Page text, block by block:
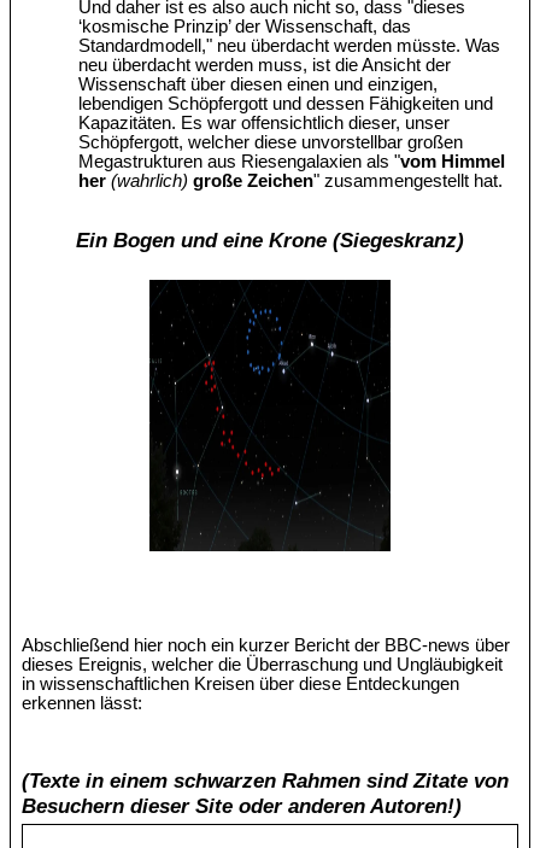
Und daher ist es also auch nicht so, dass "dieses
‘kosmische Prinzip’ der Wissenschaft, das
Standardmodell," neu überdacht werden müsste. Was
neu überdacht werden muss, ist die Ansicht der
Wissenschaft über diesen einen und einzigen,
lebendigen Schöpfergott und dessen Fähigkeiten und
Kapazitäten. Es war offensichtlich dieser, unser
Schöpfergott, welcher diese unvorstellbar großen
Megastrukturen aus Riesengalaxien als "vom Himmel
her(wahrlich) große Zeichen" zusammengestellt hat.
Ein Bogen und eine Krone (Siegeskranz)
Abschließend hier noch ein kurzer Bericht der BBC-news über
dieses Ereignis, welcher die Überraschung und Ungläubigkeit
in wissenschaftlichen Kreisen über diese Entdeckungen
erkennen lässt:
(Texte in einem schwarzen Rahmen sind Zitate von
Besuchern dieser Site oder anderen Autoren!)